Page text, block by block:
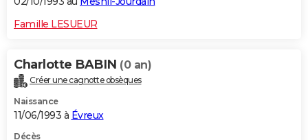
Famille LESUEUR
Charlotte BABIN (0 an)
Créer une cagnotte obsèques
Naissance
11/06/1993 à Évreux
Décès